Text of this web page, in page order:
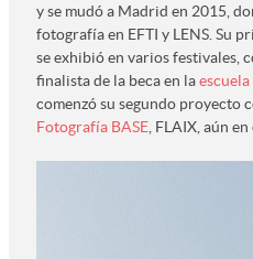
y se mudó a Madrid en 2015,
fotografía en EFTI y LENS. Su
se exhibió en varios festivales,
finalista de la beca en la
comenzó su segundo proyecto
Fotografía BASE, FLAIX, aún en